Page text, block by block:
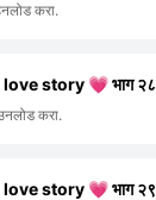
करा.
story 💗 भाग २८
करा.
story 💗 भाग २९